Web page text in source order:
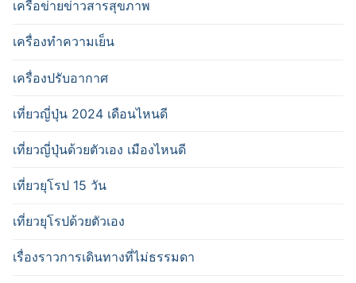
เครือข่ายข่าวสารสุขภาพ
เครื่องทำความเย็น
เครื่องปรับอากาศ
เที่ยวญี่ปุ่น 2024 เดือนไหนดี
เที่ยวญี่ปุ่นด้วยตัวเอง เมืองไหนดี
เที่ยวยุโรป 15 วัน
เที่ยวยุโรปด้วยตัวเอง
เรื่องราวการเดินทางที่ไม่ธรรมดา